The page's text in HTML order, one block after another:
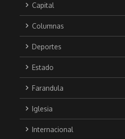
Capital
Columnas
Deportes
Estado
Farandula
Iglesia
Internacional